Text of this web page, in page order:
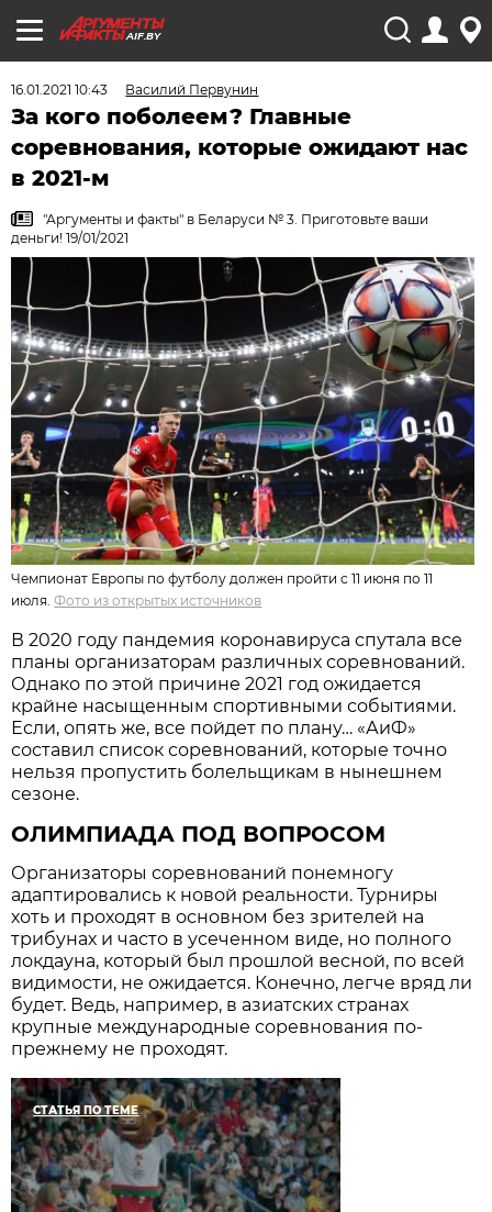
AIF.BY
16.01.2021 10:43 Василий Первунин
За кого поболеем? Главные
соревнования, которые ожидают нас
в 2021-м
"Аргументы и факты" в Беларуси № 3. Приготовьте ваши
деньги! 19/01/2021
Чемпионат Европы по футболу должен пройти с 11 июня по 11
июля. Фото из открытых источников
В 2020 году пандемия коронавируса спутала все
планы организаторам различных соревнований.
Однако по этой причине 2021 год ожидается
крайне насыщенным спортивными событиями.
Если, опять же, все пойдет по плану… «АиФ»
составил список соревнований, которые точно
нельзя пропустить болельщикам в нынешнем
сезоне.
ОЛИМПИАДА ПОД ВОПРОСОМ
Организаторы соревнований понемногу
адаптировались к новой реальности. Турниры
хоть и проходят в основном без зрителей на
трибунах и часто в усеченном виде, но полного
локдауна, который был прошлой весной, по всей
видимости, не ожидается. Конечно, легче вряд ли
будет. Ведь, например, в азиатских странах
крупные международные соревнования по-
прежнему не проходят.
СТАТЬЯ ПО ТЕМЕ